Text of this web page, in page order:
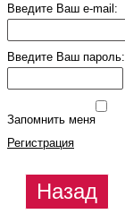
Введите Ваш e-mail:
Введите Ваш пароль:
Запомнить меня
Регистрация
Назад